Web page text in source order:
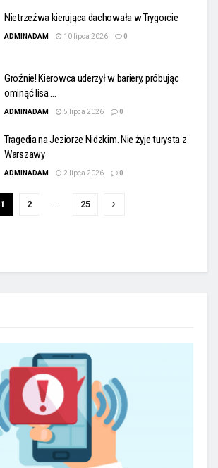
Nietrzeźwa kierująca dachowała w Trygorcie
ADMINADAM 10 lipca 2026 0
Groźnie! Kierowca uderzył w bariery, próbując
ominąć lisa …
ADMINADAM 5 lipca 2026 0
Tragedia na Jeziorze Nidzkim. Nie żyje turysta z
Warszawy
ADMINADAM 2 lipca 2026 0
1 2 … 25